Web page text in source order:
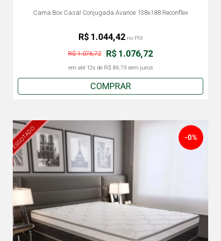
Cama Box Casal Conjugada Avance 138x188 Reconflex
R$ 1.076,72
R$ 1.076,72
em até 12x de R$ 89,73sem juros
R$ 1.044,42no PIX
COMPRAR
ESGOTADO -0%